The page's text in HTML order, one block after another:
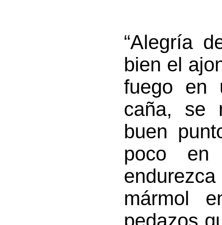
“Alegría
bien el
fuego en
caña, se
buen
poco en
mármol
pedazos